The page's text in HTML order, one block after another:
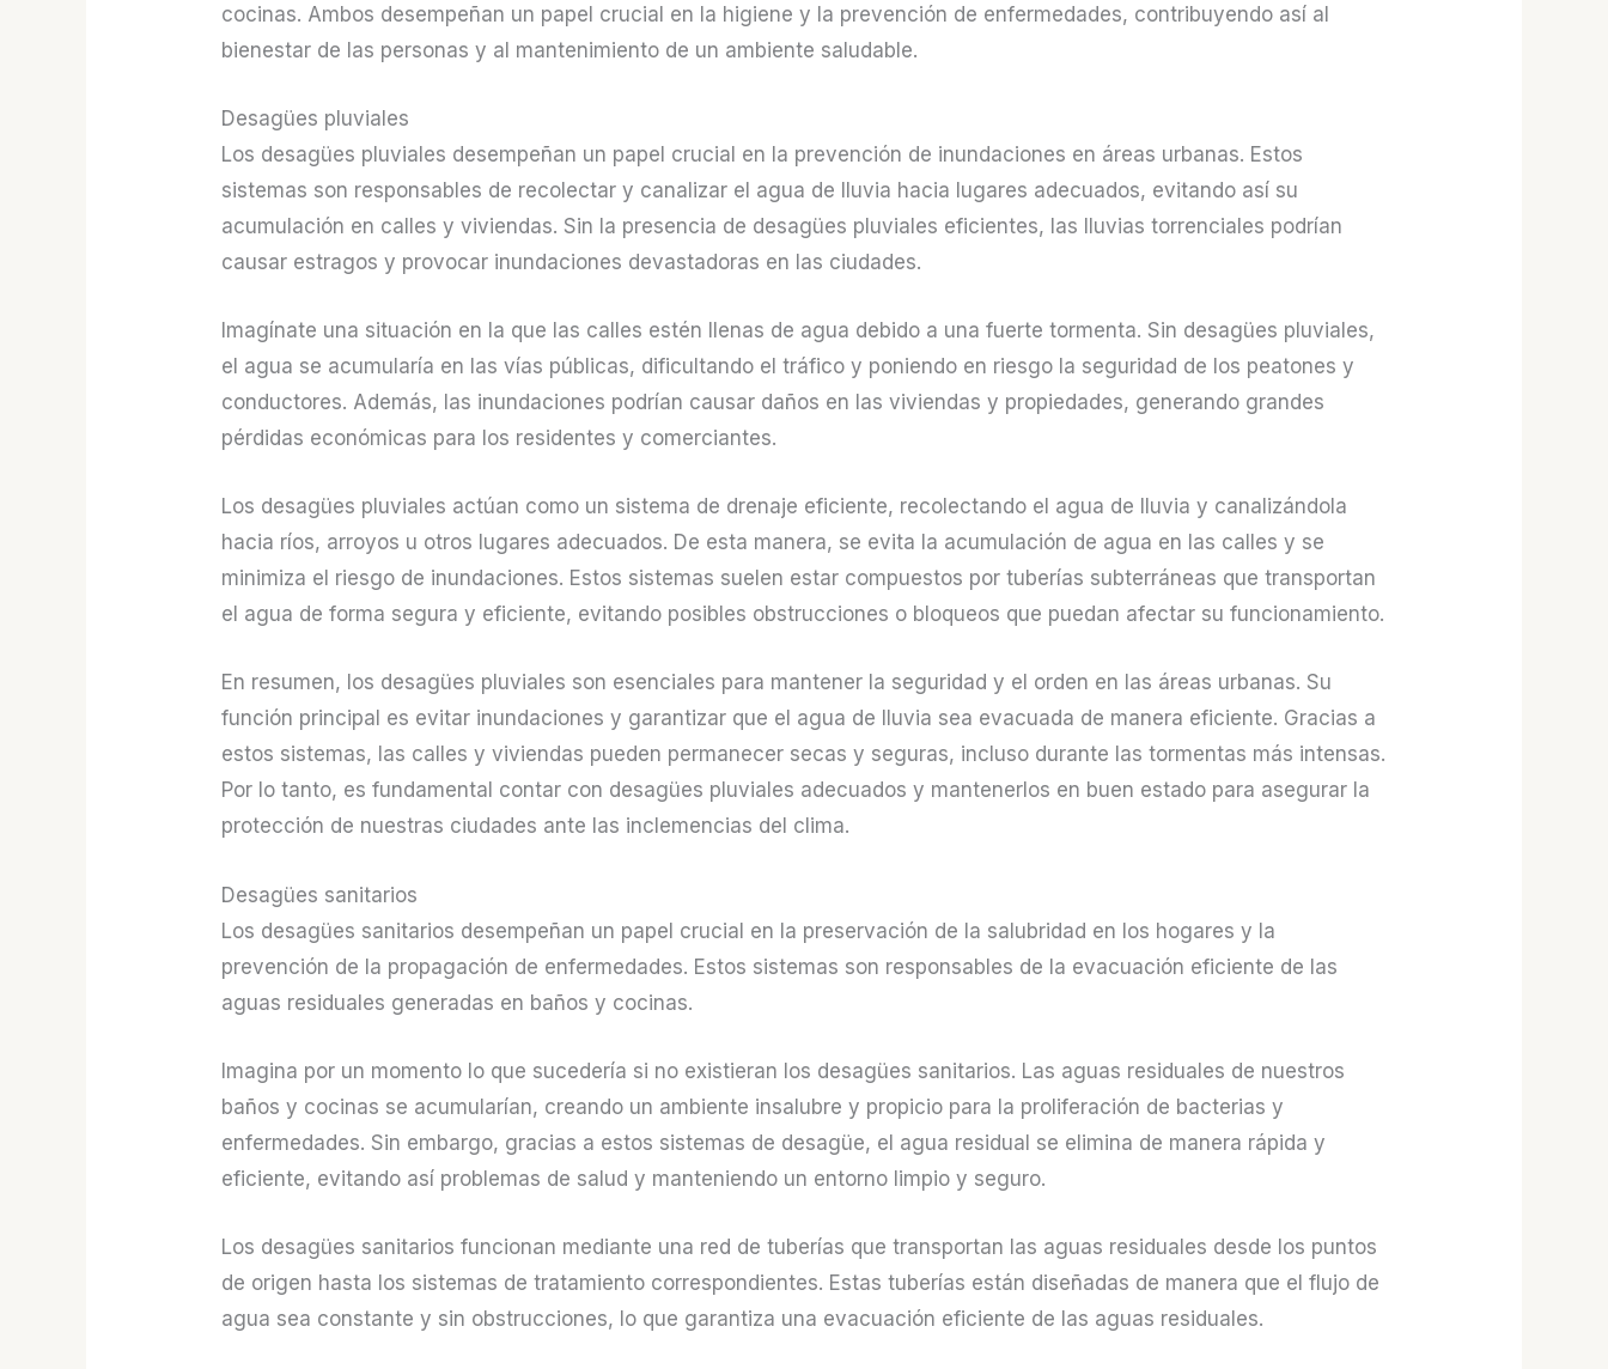
cocinas. Ambos desempeñan un papel crucial en la higiene y la prevención de enfermedades, contribuyendo así al
bienestar de las personas y al mantenimiento de un ambiente saludable.
Desagües pluviales
Los desagües pluviales desempeñan un papel crucial en la prevención de inundaciones en áreas urbanas. Estos
sistemas son responsables de recolectar y canalizar el agua de lluvia hacia lugares adecuados, evitando así su
acumulación en calles y viviendas. Sin la presencia de desagües pluviales eficientes, las lluvias torrenciales podrían
causar estragos y provocar inundaciones devastadoras en las ciudades.
Imagínate una situación en la que las calles estén llenas de agua debido a una fuerte tormenta. Sin desagües pluviales,
el agua se acumularía en las vías públicas, dificultando el tráfico y poniendo en riesgo la seguridad de los peatones y
conductores. Además, las inundaciones podrían causar daños en las viviendas y propiedades, generando grandes
pérdidas económicas para los residentes y comerciantes.
Los desagües pluviales actúan como un sistema de drenaje eficiente, recolectando el agua de lluvia y canalizándola
hacia ríos, arroyos u otros lugares adecuados. De esta manera, se evita la acumulación de agua en las calles y se
minimiza el riesgo de inundaciones. Estos sistemas suelen estar compuestos por tuberías subterráneas que transportan
el agua de forma segura y eficiente, evitando posibles obstrucciones o bloqueos que puedan afectar su funcionamiento.
En resumen, los desagües pluviales son esenciales para mantener la seguridad y el orden en las áreas urbanas. Su
función principal es evitar inundaciones y garantizar que el agua de lluvia sea evacuada de manera eficiente. Gracias a
estos sistemas, las calles y viviendas pueden permanecer secas y seguras, incluso durante las tormentas más intensas.
Por lo tanto, es fundamental contar con desagües pluviales adecuados y mantenerlos en buen estado para asegurar la
protección de nuestras ciudades ante las inclemencias del clima.
Desagües sanitarios
Los desagües sanitarios desempeñan un papel crucial en la preservación de la salubridad en los hogares y la
prevención de la propagación de enfermedades. Estos sistemas son responsables de la evacuación eficiente de las
aguas residuales generadas en baños y cocinas.
Imagina por un momento lo que sucedería si no existieran los desagües sanitarios. Las aguas residuales de nuestros
baños y cocinas se acumularían, creando un ambiente insalubre y propicio para la proliferación de bacterias y
enfermedades. Sin embargo, gracias a estos sistemas de desagüe, el agua residual se elimina de manera rápida y
eficiente, evitando así problemas de salud y manteniendo un entorno limpio y seguro.
Los desagües sanitarios funcionan mediante una red de tuberías que transportan las aguas residuales desde los puntos
de origen hasta los sistemas de tratamiento correspondientes. Estas tuberías están diseñadas de manera que el flujo de
agua sea constante y sin obstrucciones, lo que garantiza una evacuación eficiente de las aguas residuales.